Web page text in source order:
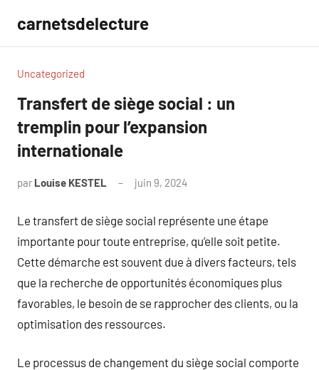
contenu
carnetsdelecture
Uncategorized
Transfert de siège social : un
tremplin pour l’expansion
internationale
par Louise KESTEL juin 9, 2024
Le transfert de siège social représente une étape
importante pour toute entreprise, qu’elle soit petite.
Cette démarche est souvent due à divers facteurs, tels
que la recherche de opportunités économiques plus
favorables, le besoin de se rapprocher des clients, ou la
optimisation des ressources.
Le processus de changement du siège social comporte